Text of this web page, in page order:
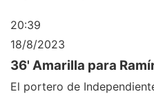
20:39
18/8/2023
36' Amarilla para
El portero de